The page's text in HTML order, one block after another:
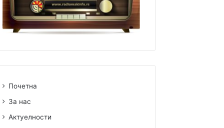
Почетна
За нас
Актуелности